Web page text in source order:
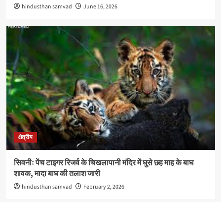
hindusthan samvad June 16, 2026
क्षेत्रीय
सिवनीः पेंच टाइगर रिजर्व के चिखलापानी मंदिर में घुसे छह माह के बाघ
शावक, मादा बाघ की तलाश जारी
hindusthan samvad February 2, 2026